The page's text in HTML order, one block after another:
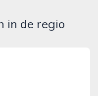
in de regio